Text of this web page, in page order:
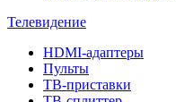
Телевидение
HDMI-адаптеры
Пульты
ТВ-приставки